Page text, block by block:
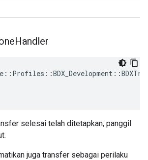
Handler
selesai telah ditetapkan, panggil
juga transfer sebagai perilaku